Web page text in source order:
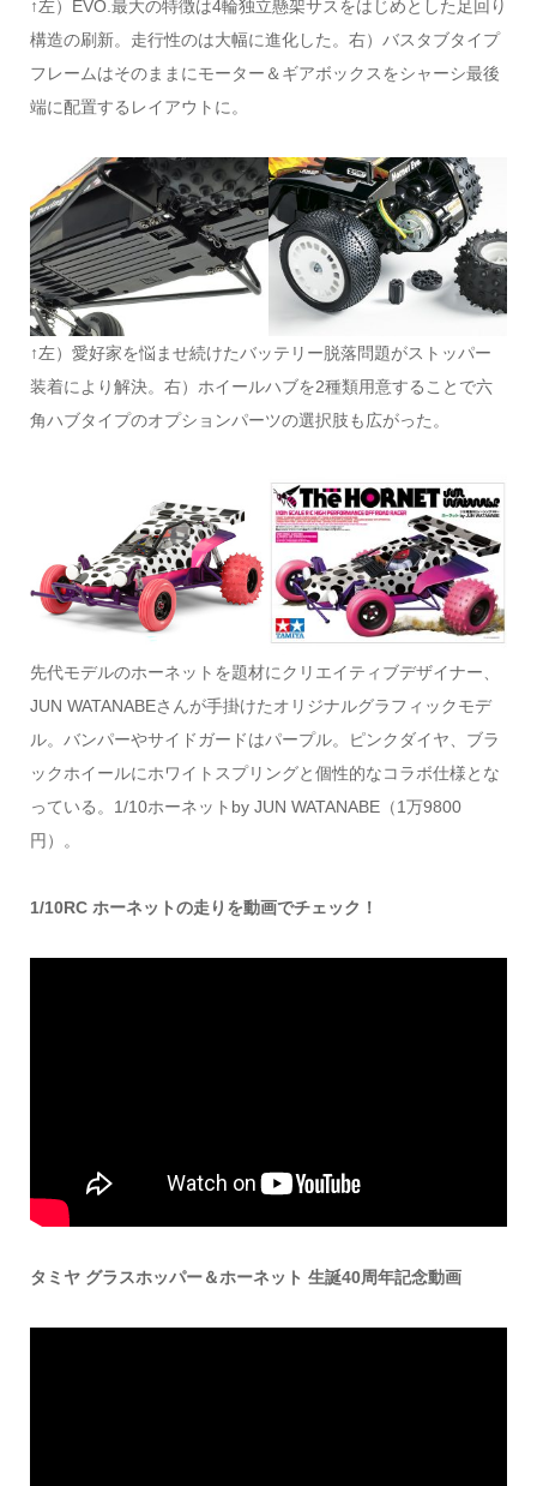
↑左）EVO.最大の特徴は4輪独立懸架サスをはじめとした足回り
構造の刷新。走行性のは大幅に進化した。右）バスタブタイプ
フレームはそのままにモーター＆ギアボックスをシャーシ最後
端に配置するレイアウトに。
↑左）愛好家を悩ませ続けたバッテリー脱落問題がストッパー
装着により解決。右）ホイールハブを2種類用意することで六
角ハブタイプのオプションパーツの選択肢も広がった。
先代モデルのホーネットを題材にクリエイティブデザイナー、
JUN WATANABEさんが手掛けたオリジナルグラフィックモデ
ル。バンパーやサイドガードはパープル。ピンクダイヤ、ブラ
ックホイールにホワイトスプリングと個性的なコラボ仕様とな
っている。1/10ホーネットby JUN WATANABE（1万9800
円）。
1/10RC ホーネットの走りを動画でチェック！
タミヤ グラスホッパー＆ホーネット 生誕40周年記念動画